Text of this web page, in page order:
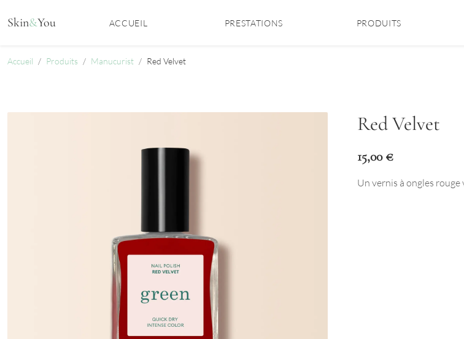
Skin&You ACCUEIL PRESTATIONS PRODUITS
Accueil Produits Manucurist Red Velvet
Red Velvet
15,00€
Un vernis à ongles